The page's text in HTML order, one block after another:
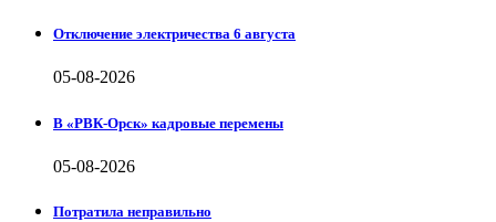
Отключение электричества 6 августа
05-08-2026
В «РВК-Орск» кадровые перемены
05-08-2026
Потратила неправильно